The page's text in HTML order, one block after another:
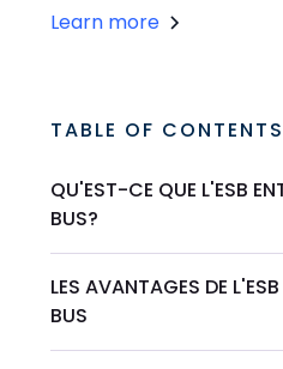
Learn more
TABLE OF CONTENTS
QU'EST-CE QUE L'ESB
BUS?
LES AVANTAGES DE
BUS